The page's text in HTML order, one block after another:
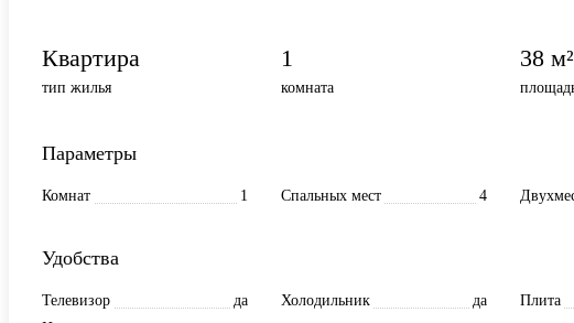
Квартира
тип жилья
1
комната
38 м²
Параметры
Комнат 1 Спальных мест 4
Удобства
Телевизор да Холодильник да Плита